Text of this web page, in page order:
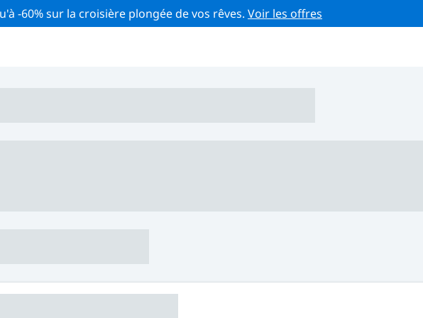
-60% sur la croisière plongée de vos rêves. Voir les offres